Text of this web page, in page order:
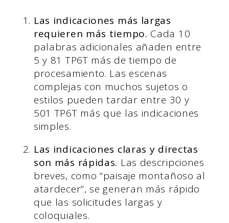
Las indicaciones más largas
requieren más tiempo. Cada 10
palabras adicionales añaden entre
5 y 81 TP6T más de tiempo de
procesamiento. Las escenas
complejas con muchos sujetos o
estilos pueden tardar entre 30 y
501 TP6T más que las indicaciones
simples.
Las indicaciones claras y directas
son más rápidas. Las descripciones
breves, como “paisaje montañoso al
atardecer”, se generan más rápido
que las solicitudes largas y
coloquiales.